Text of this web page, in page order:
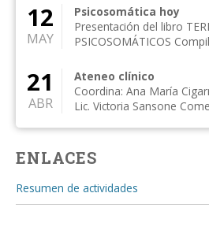
12
MAY
Psicosomática hoy
Presentación del libro
PSICOSOMÁTICOS Compiladora: Adriana Meluk
21
ABR
Ateneo clínico
Coordina: Ana María Cigarroa Presenta
Lic.
ENLACES
Resumen de actividades